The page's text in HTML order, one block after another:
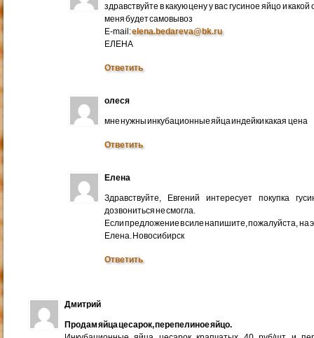
здравствуйте в какую цену у вас гусиное яйцо и
меня будет самовывоз
E-mail:elena.bedareva@bk.ru
ЕЛЕНА
Ответить
олеся
мне нужны инкубационные яйца индейки какая цена
Ответить
Елена
Здравствуйте, Евгений интересует покупка
дозвониться не смогла.
Если предложение в силе напишите, пожалуйста, на
Елена. Новосибирск
Ответить
Дмитрий
Продам яйца цесарок, перепелиное яйцо.